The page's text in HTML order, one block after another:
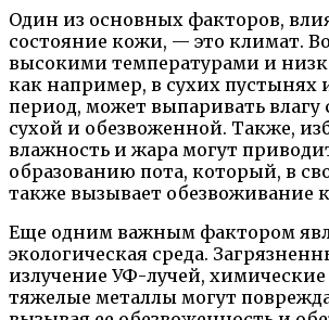
Один из основных факторов,
состояние кожи, — это климат.
высокими температурами и
как например, в сухих пустынях
период, может выпаривать влагу
сухой и обезвоженной. Также,
влажность и жара могут
образованию пота, который, в
также вызывает обезвоживание
Еще одним важным фактором
экологическая среда.
излучение УФ-лучей,
тяжелые металлы могут